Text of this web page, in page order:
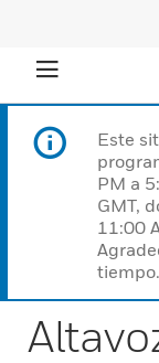
Este
PM a
GMT,
11:00
tiempo.